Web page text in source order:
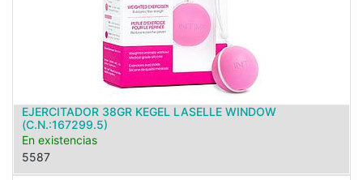
EJERCITADOR 38GR KEGEL LASELLE WINDOW
(C.N.:167299.5)
En existencias
5587